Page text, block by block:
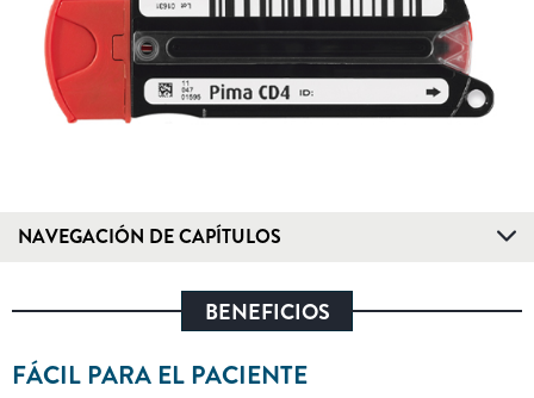
NAVEGACIÓN DE CAPÍTULOS
BENEFICIOS
FÁCIL PARA EL PACIENTE